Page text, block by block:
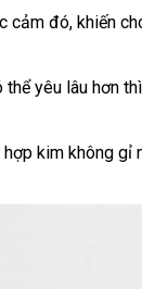
toàn
cảm đónơi
, khiến
thể yêu lâu hơn
kim không gỉ